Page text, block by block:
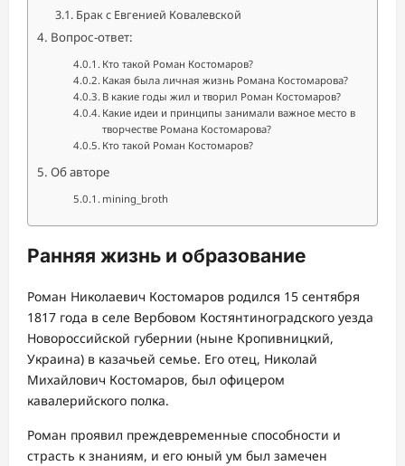
Брак с Евгенией Ковалевской
Вопрос-ответ:
Кто такой Роман Костомаров?
Какая была личная жизнь Романа Костомарова?
В какие годы жил и творил Роман Костомаров?
Какие идеи и принципы занимали важное место в
творчестве Романа Костомарова?
Кто такой Роман Костомаров?
Об авторе
mining_broth
Ранняя жизнь и образование
Роман Николаевич Костомаров родился 15 сентября
1817 года в селе Вербовом Костянтиноградского уезда
Новороссийской губернии (ныне Кропивницкий,
Украина) в казачьей семье. Его отец, Николай
Михайлович Костомаров, был офицером
кавалерийского полка.
Роман проявил преждевременные способности и
страсть к знаниям, и его юный ум был замечен